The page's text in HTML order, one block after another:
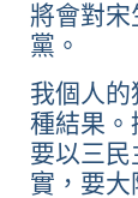
將會對宋
黨。
我個人
種結果。
要以三
實，要